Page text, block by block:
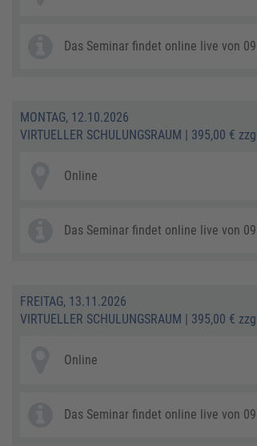
Das Seminar findet online live von
MONTAG, 12.10.2026
VIRTUELLER SCHULUNGSRAUM | 395,00 €
Online
Das Seminar findet online live von
FREITAG, 13.11.2026
VIRTUELLER SCHULUNGSRAUM | 395,00 €
Online
Das Seminar findet online live von